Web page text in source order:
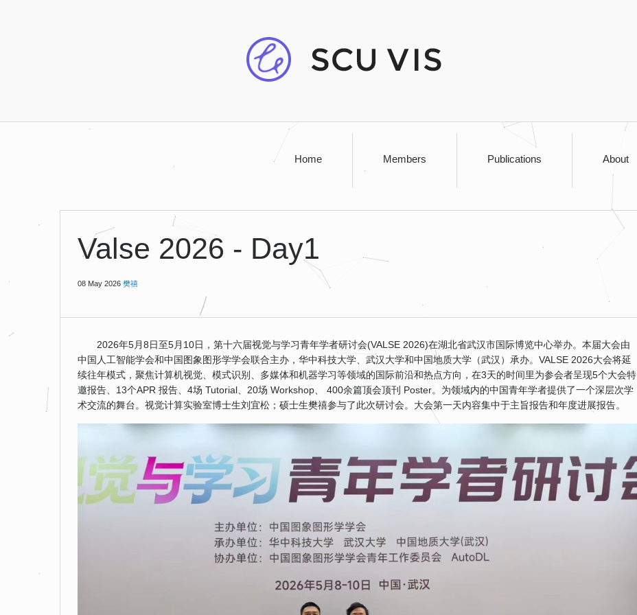
Home Members Publications About
Valse 2026 - Day1
08 May 2026 樊禧
2026年5月8日至5月10日，第十六届视觉与学习青年学者研讨会(VALSE 2026)在湖北省武汉市国际博览中心举办。本届大会由
中国人工智能学会和中国图象图形学学会联合主办，华中科技大学、武汉大学和中国地质大学（武汉）承办。VALSE 2026大会将延
续往年模式，聚焦计算机视觉、模式识别、多媒体和机器学习等领域的国际前沿和热点方向，在3天的时间里为参会者呈现5个大会特
邀报告、13个APR 报告、4场 Tutorial、20场 Workshop、 400余篇顶会顶刊 Poster。为领域内的中国青年学者提供了一个深层次学
术交流的舞台。视觉计算实验室博士生刘宜松；硕士生樊禧参与了此次研讨会。大会第一天内容集中于主旨报告和年度进展报告。